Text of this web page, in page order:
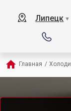
Липецк ▼
Главная /